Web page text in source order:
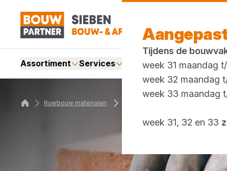
Assortiment Services MerkenActiesBlogs
Ruwbouw materialen
Tijdens de
week 31 maandag
week 32 maandag
week 33 maandag
week 31, 32 en 33